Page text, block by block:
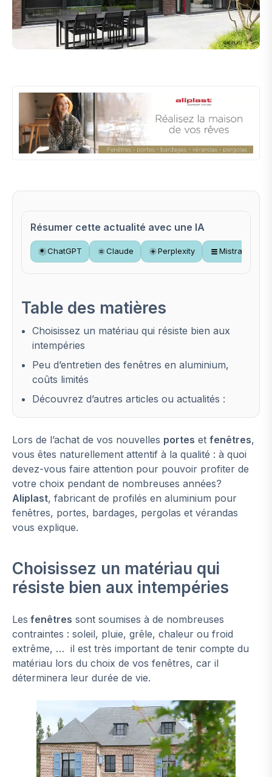
Résumer cette actualité avec une IA
ChatGPT Claude Perplexity Mistral
Table des matières
Choisissez un matériau qui résiste bien aux
intempéries
Peu d’entretien des fenêtres en aluminium,
coûts limités
Découvrez d’autres articles ou actualités :
Lors de l’achat de vos nouvelles portes et fenêtres,
vous êtes naturellement attentif à la qualité : à quoi
devez-vous faire attention pour pouvoir profiter de
votre choix pendant de nombreuses années?
Aliplast, fabricant de profilés en aluminium pour
fenêtres, portes, bardages, pergolas et vérandas
vous explique.
Choisissez un matériau qui
résiste bien aux intempéries
Les fenêtres sont soumises à de nombreuses
contraintes : soleil, pluie, grêle, chaleur ou froid
extrême, … il est très important de tenir compte du
matériau lors du choix de vos fenêtres, car il
déterminera leur durée de vie.